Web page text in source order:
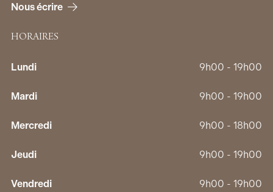
Nous écrire
HORAIRES
Lundi 9h00 - 19h00
Mardi 9h00 - 19h00
Mercredi 9h00 - 18h00
Jeudi 9h00 - 19h00
Vendredi 9h00 - 19h00